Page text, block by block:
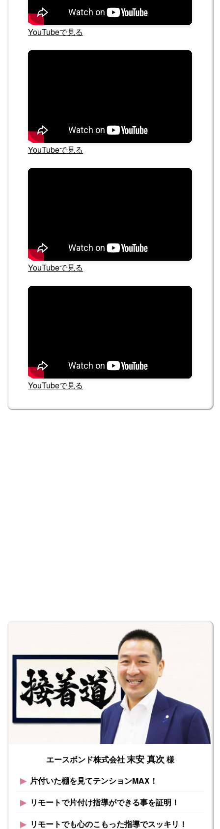
YouTubeで見る
YouTubeで見る
YouTubeで見る
YouTubeで見る
エースボンド株式会社末安 真次 様
▶︎ 片付いた棚を見てテンションMAX！
▶︎ リモートで片付け指導ができる事を証明！
▶︎ リモートでも心のこもった指導でスッキリ！